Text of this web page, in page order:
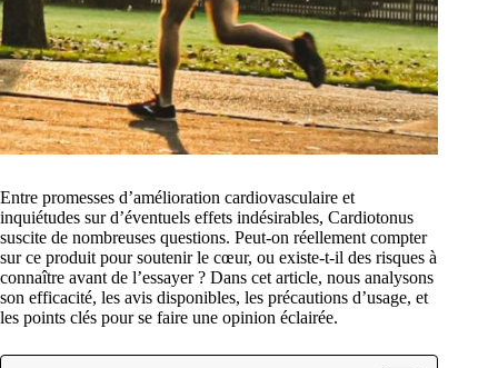
Entre promesses d’amélioration cardiovasculaire et
inquiétudes sur d’éventuels effets indésirables, Cardiotonus
suscite de nombreuses questions. Peut-on réellement compter
sur ce produit pour soutenir le cœur, ou existe-t-il des risques à
connaître avant de l’essayer ? Dans cet article, nous analysons
son efficacité, les avis disponibles, les précautions d’usage, et
les points clés pour se faire une opinion éclairée.